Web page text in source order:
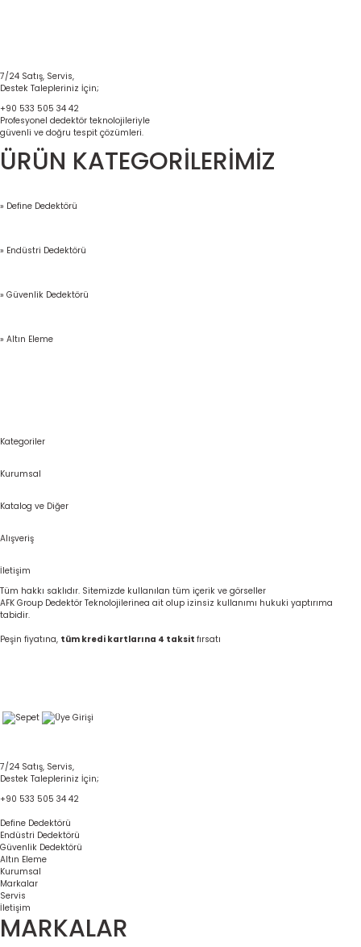
7/24 Satış, Servis,
Destek Talepleriniz İçin;
+90 533 505 34 42
Profesyonel dedektör teknolojileriyle
güvenli ve doğru tespit çözümleri.
ÜRÜN KATEGORİLERİMİZ
» Define Dedektörü
» Endüstri Dedektörü
» Güvenlik Dedektörü
» Altın Eleme
Kategoriler
Kurumsal
Katalog ve Diğer
Alışveriş
İletişim
Tüm hakkı saklıdır. Sitemizde kullanılan tüm içerik ve görseller
AFK Group Dedektör Teknolojilerinea ait olup izinsiz kullanımı hukuki yaptırıma
tabidir.
Peşin fiyatına, tüm kredi kartlarına 4 taksit fırsatı
7/24 Satış, Servis,
Destek Talepleriniz İçin;
+90 533 505 34 42
Define Dedektörü
Endüstri Dedektörü
Güvenlik Dedektörü
Altın Eleme
Kurumsal
Markalar
Servis
İletişim
MARKALAR